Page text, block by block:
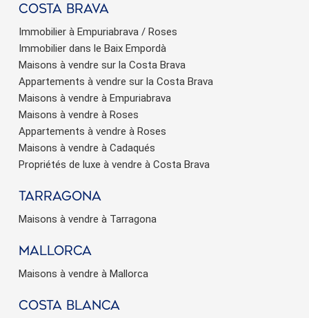
Costa brava
Immobilier à Empuriabrava / Roses
Immobilier dans le Baix Empordà
Maisons à vendre sur la Costa Brava
Appartements à vendre sur la Costa Brava
Maisons à vendre à Empuriabrava
Maisons à vendre à Roses
Appartements à vendre à Roses
Maisons à vendre à Cadaqués
Propriétés de luxe à vendre à Costa Brava
Tarragona
Maisons à vendre à Tarragona
Mallorca
Maisons à vendre à Mallorca
Costa Blanca